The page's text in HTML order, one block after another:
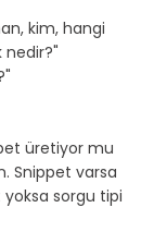
kim, hangi
nedir?"
üretiyor mu
Snippet varsa
yoksa sorgu tipi